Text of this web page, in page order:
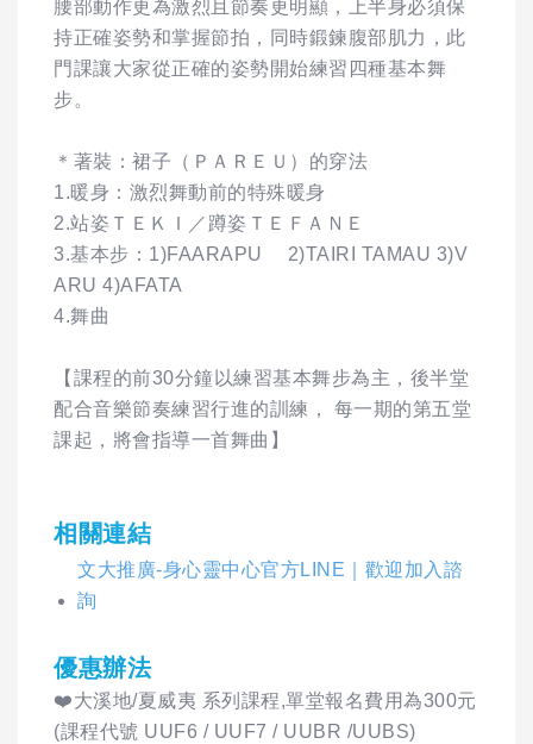
腰部動作更為激烈且節奏更明顯，上半身必須保
持正確姿勢和掌握節拍，同時鍛鍊腹部肌力，此
門課讓大家從正確的姿勢開始練習四種基本舞
步。
＊著裝：裙子（ＰＡＲＥＵ）的穿法
1.暖身：激烈舞動前的特殊暖身
2.站姿ＴＥＫＩ／蹲姿ＴＥＦＡＮＥ
3.基本步：1)FAARAPU 2)TAIRI TAMAU 3)V
ARU 4)AFATA
4.舞曲
【課程的前30分鐘以練習基本舞步為主，後半堂
配合音樂節奏練習行進的訓練， 每一期的第五堂
課起，將會指導一首舞曲】
相關連結
文大推廣-身心靈中心官方LINE｜歡迎加入諮
詢
優惠辦法
❤️大溪地/夏威夷 系列課程,單堂報名費用為300元
(課程代號 UUF6 / UUF7 / UUBR /UUBS)